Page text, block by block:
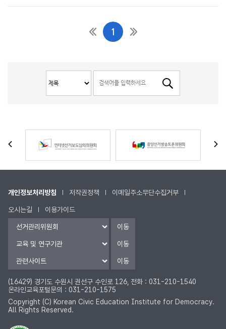
1
개인정보처리방침 저작권정책 이메일주소무단수집거부
오시는길 이용가이드
이동
이동
이동
(16429) 경기도 수원시 권선구 수인로 126, 전화 : 031-210-1540
온라인교육포털문의 : 031-210-1575
Copyright (C) Korean Civic Education Institute for Democracy.
All Rights Reserved.